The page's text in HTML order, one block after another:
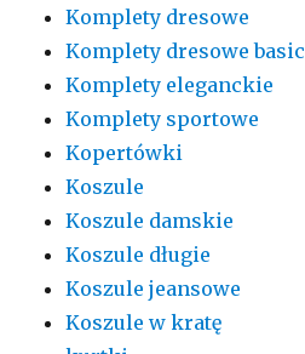
Komplety dresowe
Komplety dresowe basic
Komplety eleganckie
Komplety sportowe
Kopertówki
Koszule
Koszule damskie
Koszule długie
Koszule jeansowe
Koszule w kratę